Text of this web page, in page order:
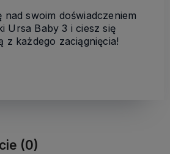
swoim doświadczeniem
Ursa Baby 3 i ciesz się
z każdego zaciągnięcia!
(0)